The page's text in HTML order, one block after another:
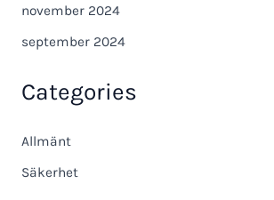
november 2024
september 2024
Categories
Allmänt
Säkerhet